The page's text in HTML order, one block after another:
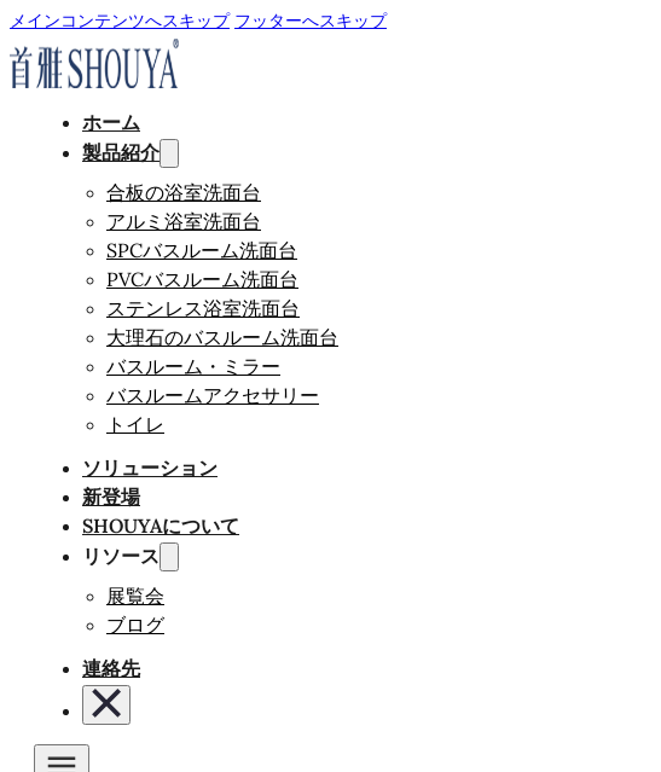
メインコンテンツへスキップ フッターへスキップ
ホーム
製品紹介
合板の浴室洗面台
アルミ浴室洗面台
SPCバスルーム洗面台
PVCバスルーム洗面台
ステンレス浴室洗面台
大理石のバスルーム洗面台
バスルーム・ミラー
バスルームアクセサリー
トイレ
ソリューション
新登場
SHOUYAについて
リソース
展覧会
ブログ
連絡先